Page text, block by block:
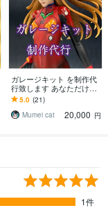
ガレージキット を制作代
行致します あなただけの
世界に一つだけのガレー
ジキットを手に..
5.0 (21)
Mumei cat
20,000 円
1件